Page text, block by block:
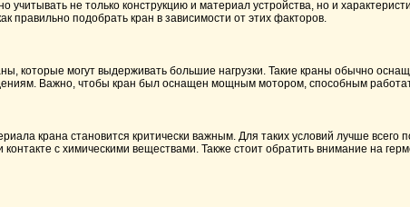
не только конструкцию и материал устройства, но и
правильно подобрать кран в зависимости от этих факторов.
которые могут выдерживать большие нагрузки. Такие краны обычно
Важно, чтобы кран был оснащен мощным мотором, способным
крана становится критически важным. Для таких условий лучше
с химическими веществами. Также стоит обратить внимание на